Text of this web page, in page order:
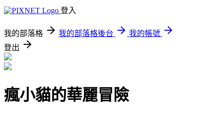
登入
我的部落格 我的部落格後台
我的帳號
登出
瘋小貓的華麗冒險